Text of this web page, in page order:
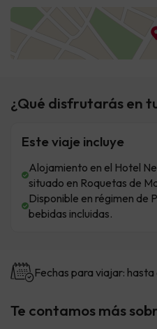
¿Qué disfrutarás en
Este viaje incluye
Alojamiento en el Hotel
situado en Roquetas de
Disponible en régimen de
bebidas incluidas.
Fechas para viajar:
Te contamos más